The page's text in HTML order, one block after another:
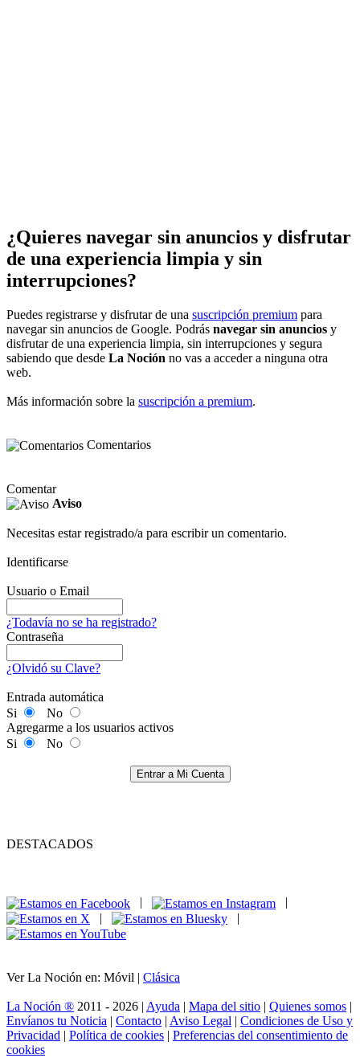
¿Quieres navegar sin anuncios y disfrutar
de una experiencia limpia y sin
interrupciones?
Puedes registrarse y disfrutar de una suscripción premium para
navegar sin anuncios de Google. Podrás navegar sin anuncios y
disfrutar de una experiencia limpia, sin interrupciones y segura
sabiendo que desde La Noción no vas a acceder a ninguna otra
web.
Más información sobre la suscripción a premium.
Comentarios
Comentar
Aviso
Necesitas estar registrado/a para escribir un comentario.
Identificarse
Usuario o Email
¿Todavía no se ha registrado?
Contraseña
¿Olvidó su Clave?
Entrada automática
Si
No
Agregarme a los usuarios activos
Si
No
Entrar a Mi Cuenta
DESTACADOS
|
|
Ver La Noción en: Móvil | Clásica
La Noción ® 2011 - 2026 | Ayuda | Mapa del sitio | Quienes somos |
Envíanos tu Noticia | Contacto | Aviso Legal | Condiciones de Uso y
Privacidad | Política de cookies | Preferencias del consentimiento de
cookies